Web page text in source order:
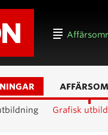
Grafisk